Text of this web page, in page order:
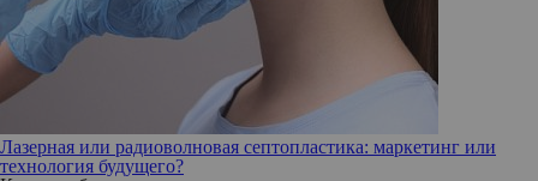
Лазерная или радиоволновая септопластика: маркетинг или
технология будущего?